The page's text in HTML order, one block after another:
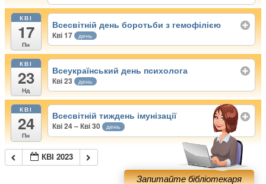
КВІ
17
Пн
Всесвітній день боротьби з гемофілією
Кві 17 день
КВІ
23
Нд
Всеукраїнський день психолога
Кві 23 день
КВІ
24
Пн
Всесвітній тиждень імунізації
Кві 24 – Кві 30 день
КВІ 2023